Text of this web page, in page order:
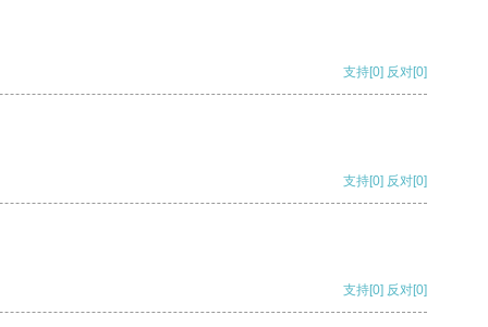
支持[0] 反对[0]
支持[0] 反对[0]
支持[0] 反对[0]